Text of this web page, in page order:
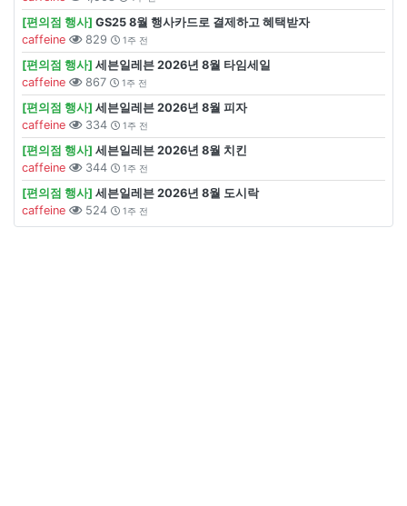
[편의점 행사] GS25 8월 행사카드로 결제하고 혜택받자
caffeine
829 1주 전
[편의점 행사] 세븐일레븐 2026년 8월 타임세일
caffeine
867 1주 전
[편의점 행사] 세븐일레븐 2026년 8월 피자
caffeine
334 1주 전
[편의점 행사] 세븐일레븐 2026년 8월 치킨
caffeine
344 1주 전
[편의점 행사] 세븐일레븐 2026년 8월 도시락
caffeine
524 1주 전